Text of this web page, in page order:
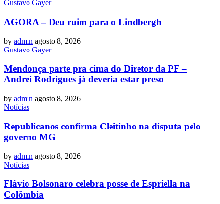
Gustavo Gayer
AGORA – Deu ruim para o Lindbergh
by admin agosto 8, 2026
Gustavo Gayer
Mendonça parte pra cima do Diretor da PF –
Andrei Rodrigues já deveria estar preso
by admin agosto 8, 2026
Notícias
Republicanos confirma Cleitinho na disputa pelo
governo MG
by admin agosto 8, 2026
Notícias
Flávio Bolsonaro celebra posse de Espriella na
Colômbia